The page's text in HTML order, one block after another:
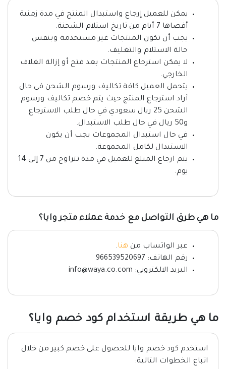
يمكن للعميل إرجاع واستبدال المنتج في مدة زمنية
أقصاها 7 أيام من تاريخ استلام الشحنة.
يجب أن تكون المنتجات غير مستخدمة وبنفس
حالة الاستلام والتغليف.
لا يمكن استرجاع المنتجات بعد فتح أو إزالة الغلاف
الخارجي.
يتحمل العميل كافة تكاليف ورسوم الشحن في حال
أراد استرجاع المنتج حيث يتم خصم تكاليف ورسوم
الشحن 25 ريال سعودي في حال طلب الاسترجاع
و50 ريال في حال طلب الاستبدال.
في حال استبدال المجموعات يجب أن يكون
الاستبدال لكامل المجموعة.
يتم ارجاع المبلغ للعميل في مدة تتراوح من 7 إلى 14
يوم.
ما هي طرق التواصل مع خدمة عملاء متجر وايا؟
عبر الواتساب من هنا.
رقم الهاتف: 966539520697
البريد الالكتروني: info@waya.co.com
ما هي طريقة استخدام كود خصم وايا؟
استخدم كود خصم وايا للحصول على خصم كبير من خلال
اتباع الخطوات التالية: